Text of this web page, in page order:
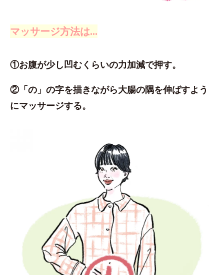
マッサージ方法は…
①お腹が少し凹むくらいの力加減で押す。
②「の」の字を描きながら大腸の隅を伸ばすよう
にマッサージする。